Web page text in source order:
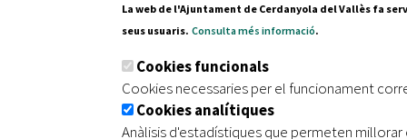
Tel.
La web de l'Ajuntament de Cerdanyola del Vallès fa
seus usuaris. Consulta més informació.
Cookies funcionals
Cookies necessaries per el funcionament
Cookies analítiques
Anàlisis d'estadístiques que permeten